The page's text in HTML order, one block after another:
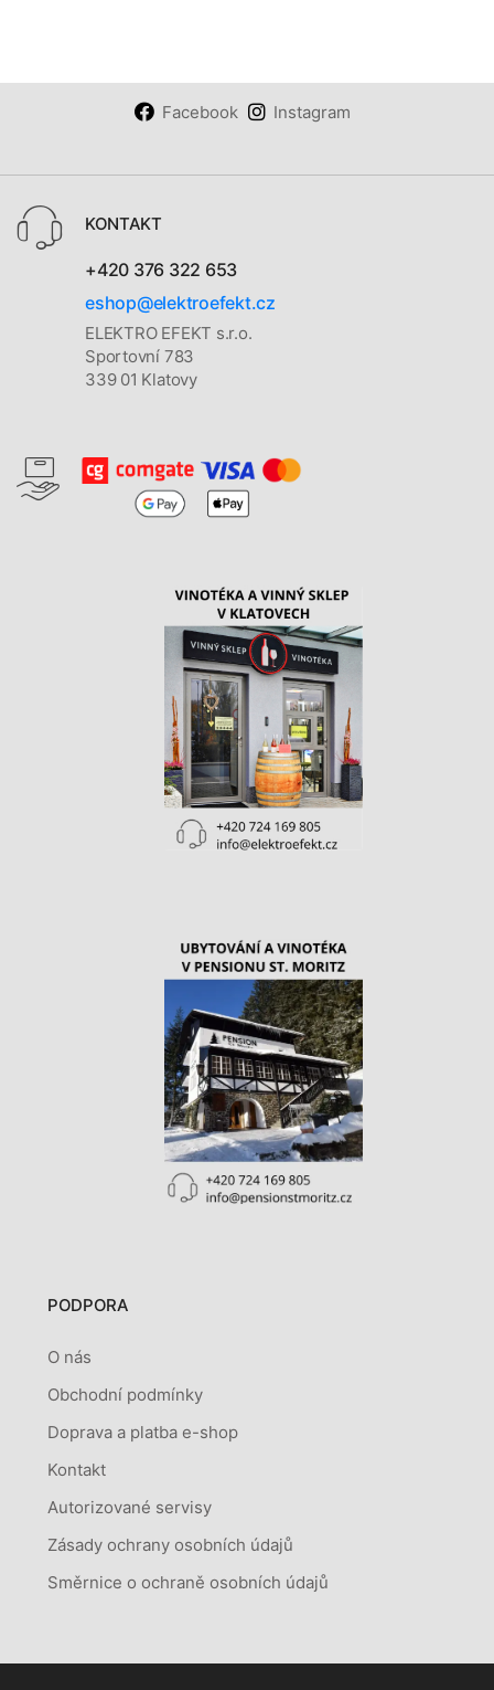
Facebook Instagram
KONTAKT
+420 376 322 653
eshop@elektroefekt.cz
ELEKTRO EFEKT s.r.o.
Sportovní 783
339 01 Klatovy
PODPORA
O nás
Obchodní podmínky
Doprava a platba e-shop
Kontakt
Autorizované servisy
Zásady ochrany osobních údajů
Směrnice o ochraně osobních údajů